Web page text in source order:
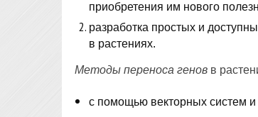
приобретения им нового
разработка простых и
в растениях.
Методы переноса геновв
с помощью векторных систем и